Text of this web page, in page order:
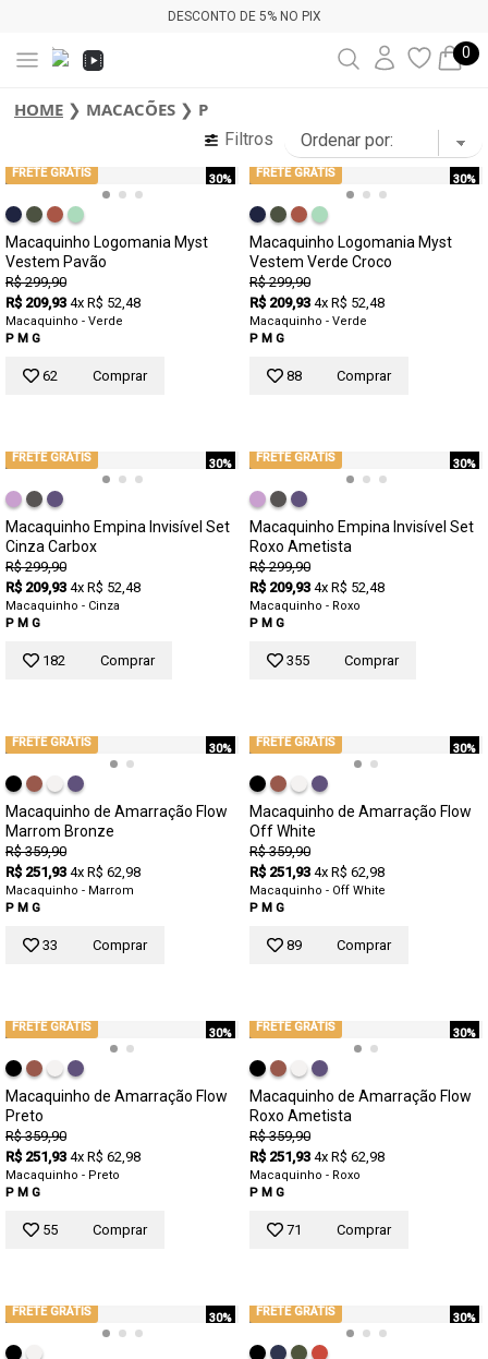
DESCONTO DE 5% NO PIX
0
HOME ❯ MACACÕES ❯ P
Filtros
30%
FRETE GRÁTIS
Macaquinho Logomania Myst
Vestem Pavão
R$ 299,90
R$ 209,93 4x R$ 52,48
Macaquinho - Verde
P M G
62 Comprar
30%
FRETE GRÁTIS
Macaquinho Logomania Myst
Vestem Verde Croco
R$ 299,90
R$ 209,93 4x R$ 52,48
Macaquinho - Verde
P M G
88 Comprar
30%
FRETE GRÁTIS
Macaquinho Empina Invisível Set
Cinza Carbox
R$ 299,90
R$ 209,93 4x R$ 52,48
Macaquinho - Cinza
P M G
182 Comprar
30%
FRETE GRÁTIS
Macaquinho Empina Invisível Set
Roxo Ametista
R$ 299,90
R$ 209,93 4x R$ 52,48
Macaquinho - Roxo
P M G
355 Comprar
30%
FRETE GRÁTIS
Macaquinho de Amarração Flow
Marrom Bronze
R$ 359,90
R$ 251,93 4x R$ 62,98
Macaquinho - Marrom
P M G
33 Comprar
30%
FRETE GRÁTIS
Macaquinho de Amarração Flow
Off White
R$ 359,90
R$ 251,93 4x R$ 62,98
Macaquinho - Off White
P M G
89 Comprar
30%
FRETE GRÁTIS
Macaquinho de Amarração Flow
Preto
R$ 359,90
R$ 251,93 4x R$ 62,98
Macaquinho - Preto
P M G
55 Comprar
30%
FRETE GRÁTIS
Macaquinho de Amarração Flow
Roxo Ametista
R$ 359,90
R$ 251,93 4x R$ 62,98
Macaquinho - Roxo
P M G
71 Comprar
30%
FRETE GRÁTIS 30%
FRETE GRÁTIS